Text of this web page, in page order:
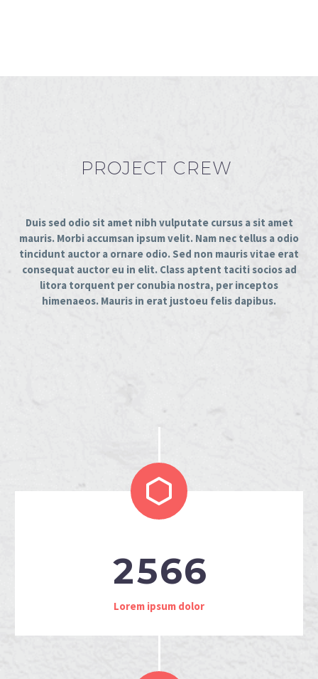
PROJECT CREW
Duis sed odio sit amet nibh vulputate cursus a sit amet
mauris. Morbi accumsan ipsum velit. Nam nec tellus a odio
tincidunt auctor a ornare odio. Sed non mauris vitae erat
consequat auctor eu in elit. Class aptent taciti socios ad
litora torquent per conubia nostra, per inceptos
himenaeos. Mauris in erat justoeu felis dapibus.


2566
Lorem ipsum dolor